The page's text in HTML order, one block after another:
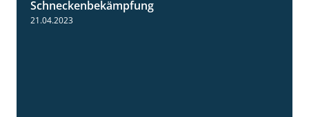
Schneckenbekämpfung
21.04.2023